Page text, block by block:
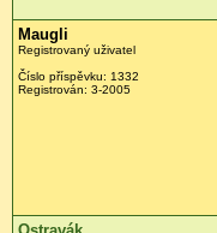
Maugli
Registrovaný uživatel
Číslo příspěvku: 1332
Registrován: 3-2005